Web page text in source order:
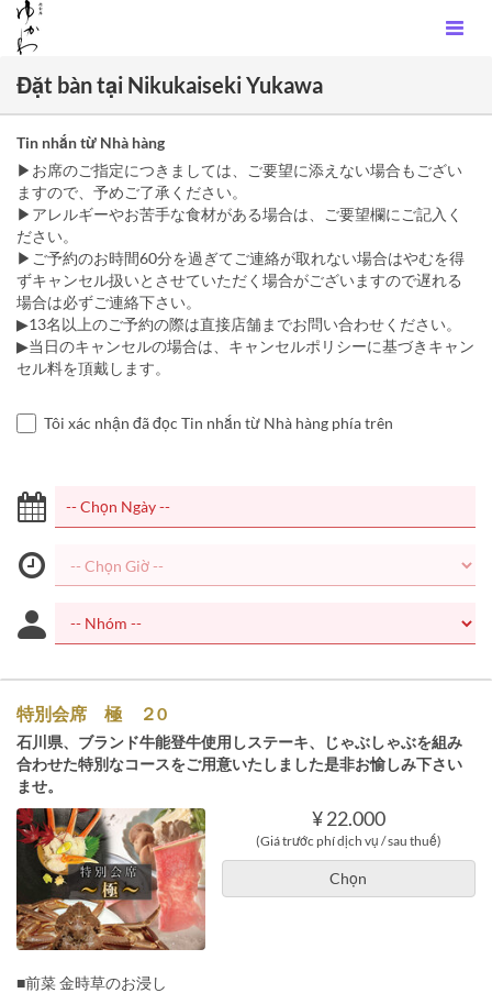
Đặt bàn tại Nikukaiseki Yukawa
Tin nhắn từ Nhà hàng
▶お席のご指定につきましては、ご要望に添えない場合もござい
ますので、予めご了承ください。
▶アレルギーやお苦手な食材がある場合は、ご要望欄にご記入く
ださい。
▶ご予約のお時間60分を過ぎてご連絡が取れない場合はやむを得
ずキャンセル扱いとさせていただく場合がございますので遅れる
場合は必ずご連絡下さい。
▶13名以上のご予約の際は直接店舗までお問い合わせください。
▶当日のキャンセルの場合は、キャンセルポリシーに基づきキャン
セル料を頂戴します。
Tôi xác nhận đã đọc Tin nhắn từ Nhà hàng phía trên
特別会席 極 ２0
石川県、ブランド牛能登牛使用しステーキ、じゃぶしゃぶを組み
合わせた特別なコースをご用意いたしました是非お愉しみ下さい
ませ。
¥ 22.000
(Giá trước phí dịch vụ / sau thuế)
Chọn
■前菜 金時草のお浸し